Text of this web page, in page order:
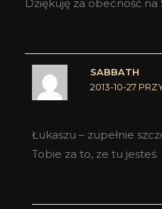
Dziękuję za obecność na
SABBATH
2013-10-27
Łukaszu – zupełnie
Tobie za to, ze tu jesteś.